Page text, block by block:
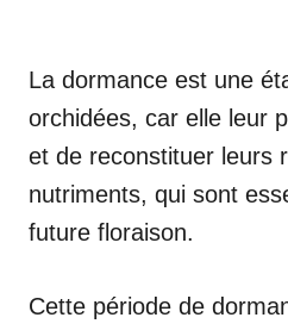
La dormance est une
orchidées, car elle leur
et de reconstituer leurs
nutriments, qui sont
future floraison.
Cette période de